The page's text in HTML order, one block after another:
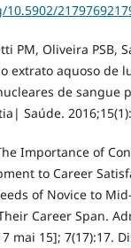
PM, Oliveira PSB,
extrato aquoso de
de sangue
Saúde.
Importance of
to Career
of Novice to
Career Span.
mai 15]; 7(17):17.